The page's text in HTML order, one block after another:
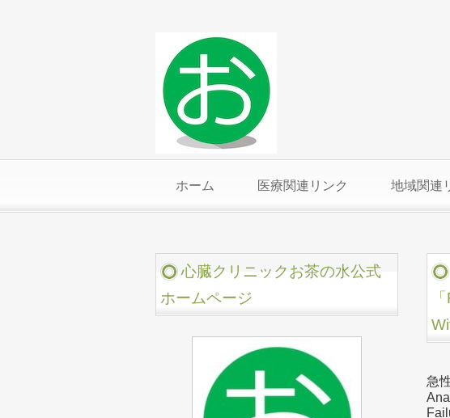
ホーム 医療関連リンク 地域関連
急
心臓クリニックお茶の水公式
ホームページ